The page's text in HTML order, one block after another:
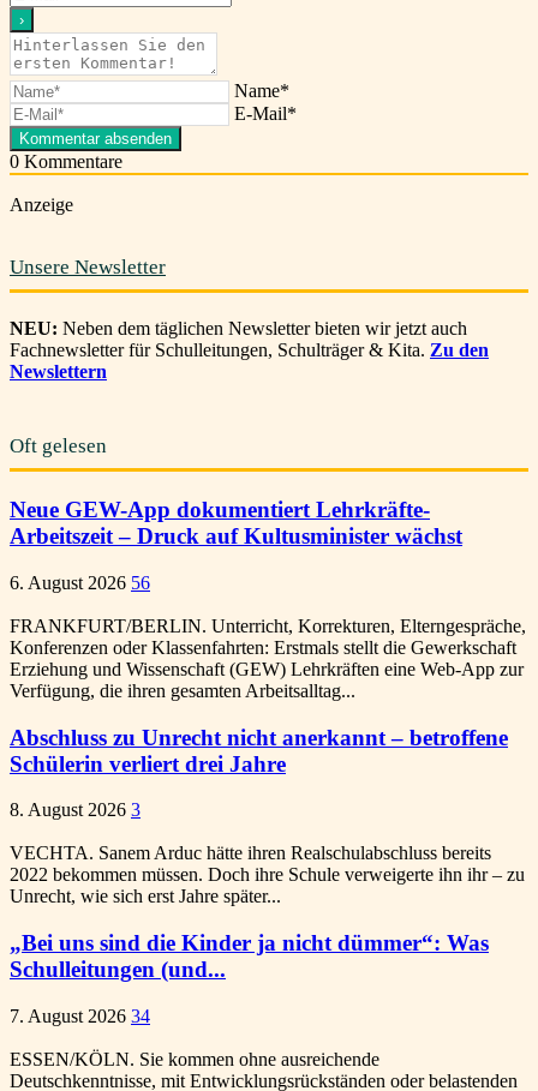
Name*
E-Mail*
0 Kommentare
Anzeige
Unsere Newsletter
NEU: Neben dem täglichen Newsletter bieten wir jetzt auch
Fachnewsletter für Schulleitungen, Schulträger & Kita. Zu den
Newslettern
Oft gelesen
Neue GEW-App dokumentiert Lehrkräfte-
Arbeitszeit – Druck auf Kultusminister wächst
6. August 2026 56
FRANKFURT/BERLIN. Unterricht, Korrekturen, Elterngespräche,
Konferenzen oder Klassenfahrten: Erstmals stellt die Gewerkschaft
Erziehung und Wissenschaft (GEW) Lehrkräften eine Web-App zur
Verfügung, die ihren gesamten Arbeitsalltag...
Abschluss zu Unrecht nicht anerkannt – betroffene
Schülerin verliert drei Jahre
8. August 2026 3
VECHTA. Sanem Arduc hätte ihren Realschulabschluss bereits
2022 bekommen müssen. Doch ihre Schule verweigerte ihn ihr – zu
Unrecht, wie sich erst Jahre später...
„Bei uns sind die Kinder ja nicht dümmer“: Was
Schulleitungen (und...
7. August 2026 34
ESSEN/KÖLN. Sie kommen ohne ausreichende
Deutschkenntnisse, mit Entwicklungsrückständen oder belastenden